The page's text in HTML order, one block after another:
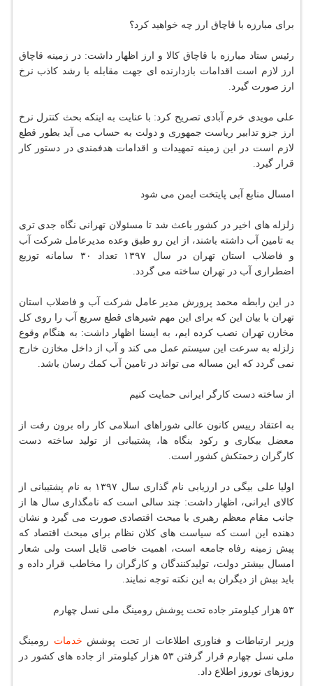
برای مبارزه با قاچاق ارز چه خواهید كرد؟
رئیس ستاد مبارزه با قاچاق كالا و ارز اظهار داشت: در زمینه قاچاق
ارز لازم است اقدامات بازدارنده ای جهت مقابله با رشد كاذب نرخ
ارز صورت گیرد.
علی مویدی خرم آبادی تصریح كرد: با عنایت به اینكه بحث كنترل نرخ
ارز جزو تدابیر ریاست جمهوری و دولت به حساب می آید بطور قطع
لازم است در این زمینه تمهیدات و اقدامات هدفمندی در دستور كار
قرار گیرد.
امسال منابع آبی پایتخت ایمن می شود
زلزله های اخیر در كشور باعث شد تا مسئولان تهرانی نگاه جدی تری
به تامین آب داشته باشند، از این رو طبق وعده مدیرعامل شركت آب
و فاضلاب استان تهران در سال ۱۳۹۷ تعداد ۳۰ سامانه توزیع
اضطراری آب در تهران ساخته می گردد.
در این رابطه محمد پرورش مدیر عامل شركت آب و فاضلاب استان
تهران با بیان این كه برای این مهم شیرهای قطع سریع آب را روی كل
مخازن تهران نصب كرده ایم، به ایسنا اظهار داشت: به هنگام وقوع
زلزله به سرعت این سیستم عمل می كند و آب از داخل مخازن خارج
نمی گردد كه این مساله می تواند در تامین آب كمك رسان باشد.
از ساخته دست كارگر ایرانی حمایت كنیم
به اعتقاد رییس كانون عالی شوراهای اسلامی كار راه برون رفت از
معضل بیكاری و ركود بنگاه ها، پشتیبانی از تولید ساخته دست
كارگران زحمتكش كشور است.
اولیا علی بیگی در ارزیابی نام گذاری سال ۱۳۹۷ به نام پشتیبانی از
كالای ایرانی، اظهار داشت: چند سالی است كه نامگذاری سال ها از
جانب مقام معظم رهبری با مبحث اقتصادی صورت می گیرد و نشان
دهنده این است كه سیاست های كلان نظام برای مبحث اقتصاد كه
پیش زمینه رفاه جامعه است، اهمیت خاصی قایل است ولی شعار
امسال بیشتر دولت، تولیدكنندگان و كارگران را مخاطب قرار داده و
باید بیش از دیگران به این نكته توجه نمایند.
۵۳ هزار كیلومتر جاده تحت پوشش رومینگ ملی نسل چهارم
وزیر ارتباطات و فناوری اطلاعات از تحت پوشش خدمات رومینگ
ملی نسل چهارم قرار گرفتن ۵۳ هزار كیلومتر از جاده های كشور در
روزهای نوروز اطلاع داد.